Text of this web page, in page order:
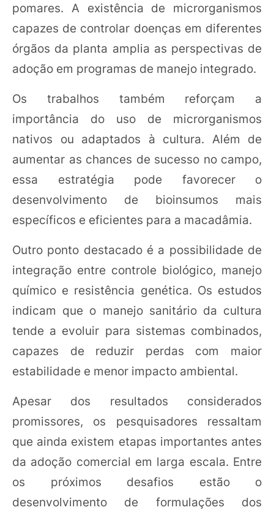
pomares. A existência de microrganismos
capazes de controlar doenças em diferentes
órgãos da planta amplia as perspectivas de
adoção em programas de manejo integrado.
Os trabalhos também reforçam a
importância do uso de microrganismos
nativos ou adaptados à cultura. Além de
aumentar as chances de sucesso no campo,
essa estratégia pode favorecer o
desenvolvimento de bioinsumos mais
específicos e eficientes para a macadâmia.
Outro ponto destacado é a possibilidade de
integração entre controle biológico, manejo
químico e resistência genética. Os estudos
indicam que o manejo sanitário da cultura
tende a evoluir para sistemas combinados,
capazes de reduzir perdas com maior
estabilidade e menor impacto ambiental.
Apesar dos resultados considerados
promissores, os pesquisadores ressaltam
que ainda existem etapas importantes antes
da adoção comercial em larga escala. Entre
os próximos desafios estão o
desenvolvimento de formulações dos